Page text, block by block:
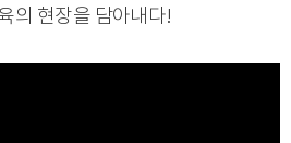
의 현장을 담아내다!